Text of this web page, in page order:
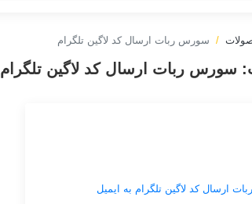
سورس ربات ارسال کد لاگین تلگرام
سورس ربات ارسال کد لاگین تلگرام